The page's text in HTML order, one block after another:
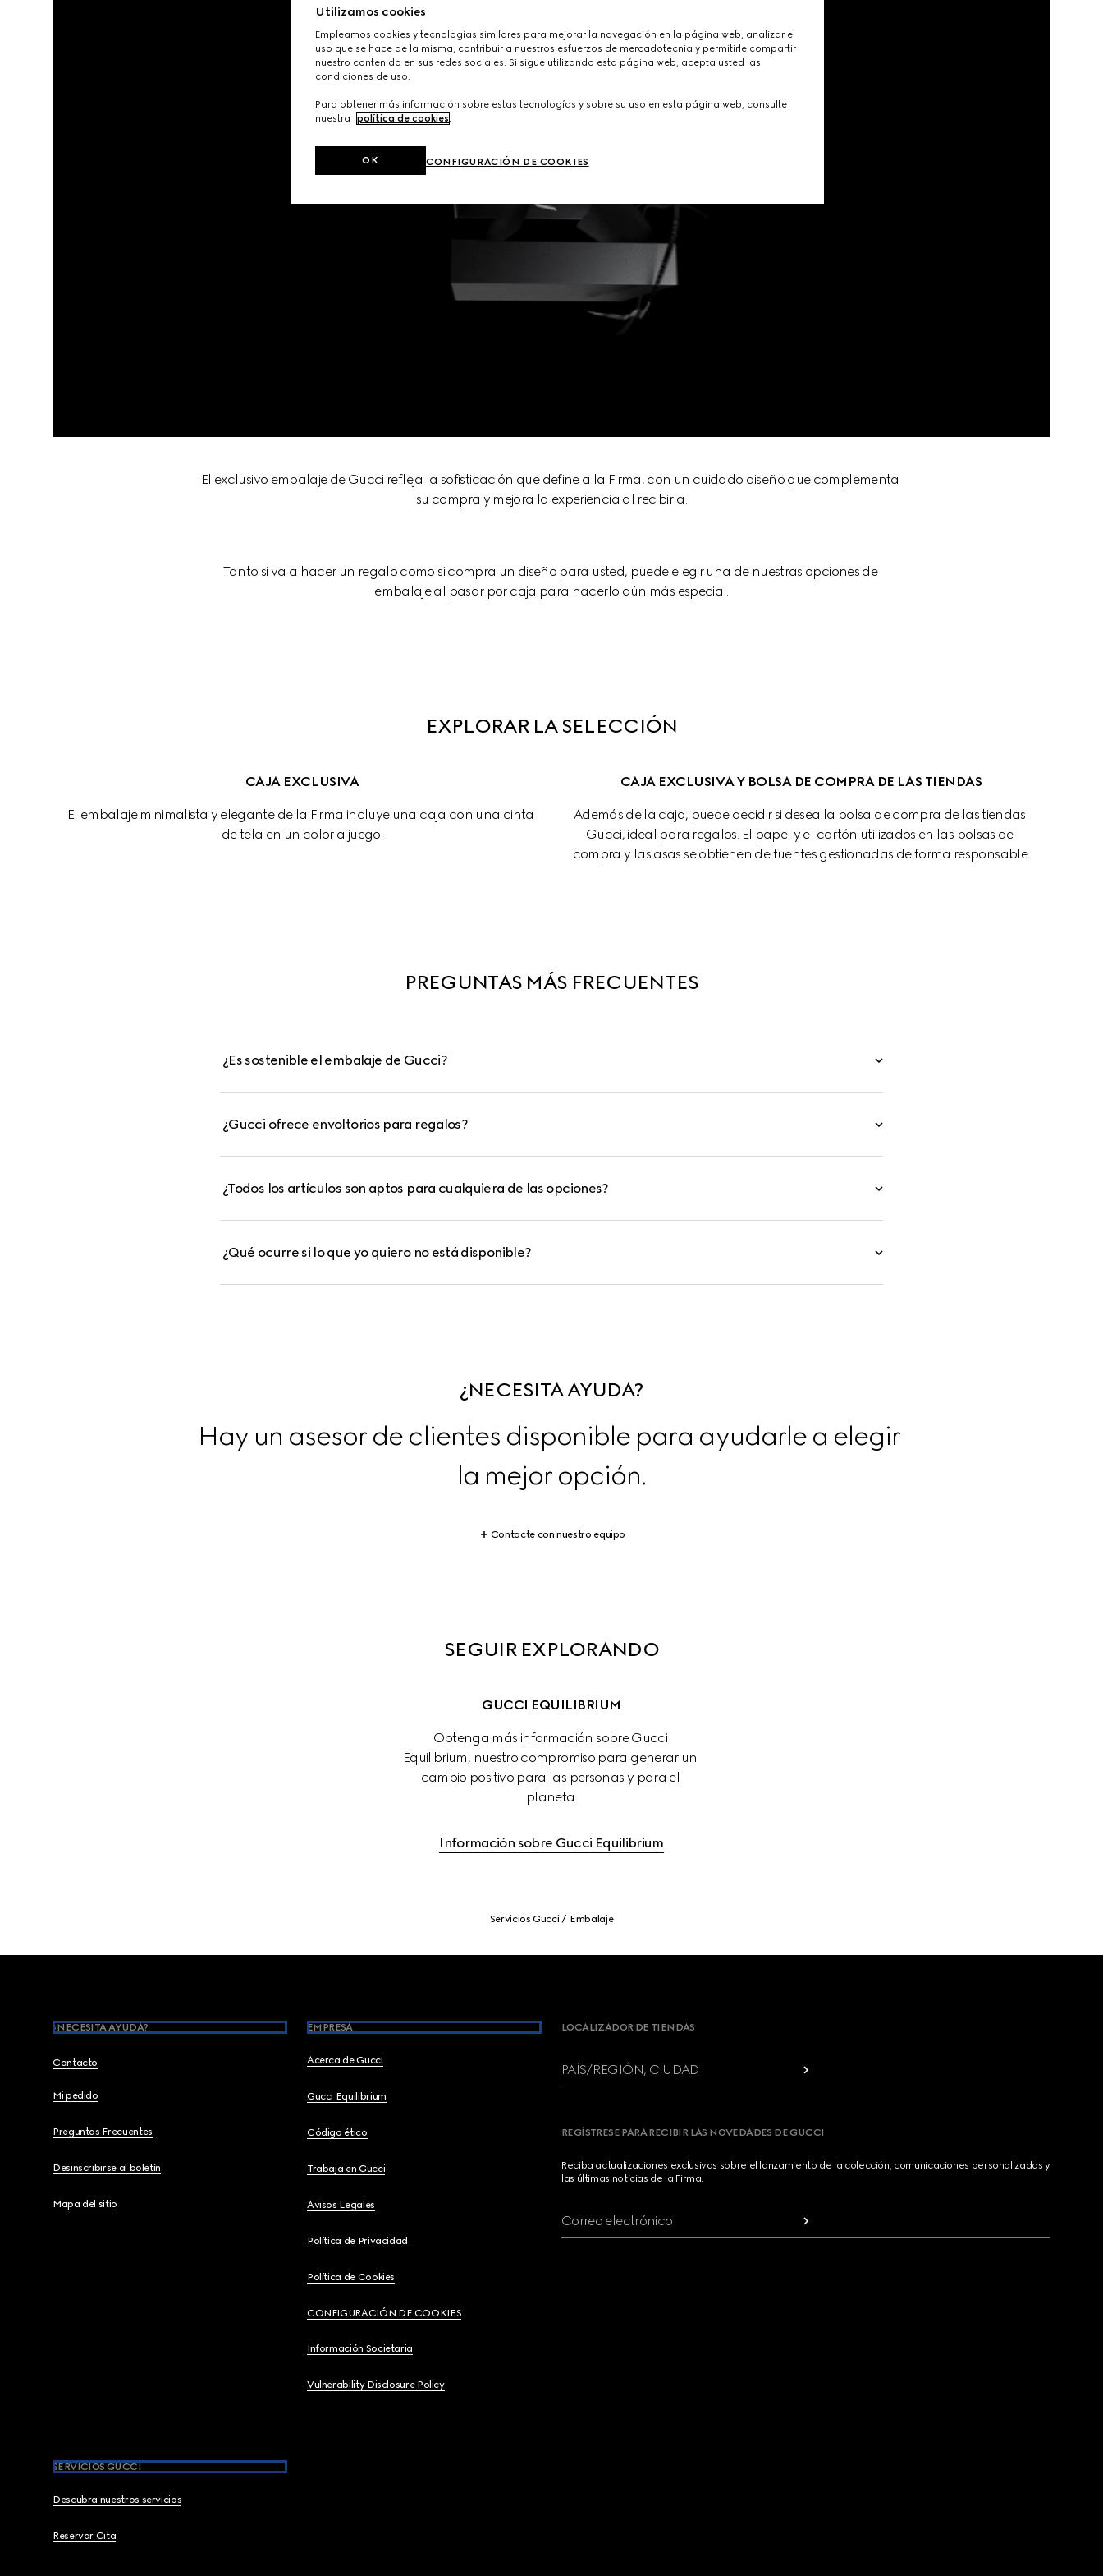
El exclusivo embalaje de Gucci refleja la sofisticación que define a la Firma, con un cuidado diseño que complementa
su compra y mejora la experiencia al recibirla.
Tanto si va a hacer un regalo como si compra un diseño para usted, puede elegir una de nuestras opciones de
embalaje al pasar por caja para hacerlo aún más especial.
EXPLORAR LA SELECCIÓN
CAJA EXCLUSIVA
El embalaje minimalista y elegante de la Firma incluye una caja con una cinta
de tela en un color a juego.
CAJA EXCLUSIVA Y BOLSA DE COMPRA DE LAS TIENDAS
Además de la caja, puede decidir si desea la bolsa de compra de las tiendas
Gucci, ideal para regalos. El papel y el cartón utilizados en las bolsas de
compra y las asas se obtienen de fuentes gestionadas de forma responsable.
PREGUNTAS MÁS FRECUENTES
¿Es sostenible el embalaje de Gucci?
¿Gucci ofrece envoltorios para regalos?
¿Todos los artículos son aptos para cualquiera de las opciones?
¿Qué ocurre si lo que yo quiero no está disponible?
¿NECESITA AYUDA?
Hay un asesor de clientes disponible para ayudarle a elegir
la mejor opción.
Contacte con nuestro equipo
SEGUIR EXPLORANDO
GUCCI EQUILIBRIUM
Obtenga más información sobre Gucci
Equilibrium, nuestro compromiso para generar un
cambio positivo para las personas y para el
planeta.
Información sobre Gucci Equilibrium
Servicios Gucci Embalaje
¿NECESITA AYUDA?
Contacto
Mi pedido
Preguntas Frecuentes
Desinscribirse al boletín
Mapa del sitio
EMPRESA
Acerca de Gucci
Gucci Equilibrium
Código ético
Trabaja en Gucci
Avisos Legales
Política de Privacidad
Política de Cookies
CONFIGURACIÓN DE COOKIES
Información Societaria
Vulnerability Disclosure Policy
SERVICIOS GUCCI
Descubra nuestros servicios
Reservar Cita
LOCALIZADOR DE TIENDAS
PAÍS/REGIÓN, CIUDAD
REGÍSTRESE PARA RECIBIR LAS NOVEDADES DE GUCCI
Reciba actualizaciones exclusivas sobre el lanzamiento de la colección, comunicaciones personalizadas y
las últimas noticias de la Firma.
Correo electrónico
Utilizamos cookies
Empleamos cookies y tecnologías similares para mejorar la navegación en la página web, analizar el
uso que se hace de la misma, contribuir a nuestros esfuerzos de mercadotecnia y permitirle compartir
nuestro contenido en sus redes sociales. Si sigue utilizando esta página web, acepta usted las
condiciones de uso.
Para obtener más información sobre estas tecnologías y sobre su uso en esta página web, consulte
nuestra
política de cookies.
CONFIGURACIÓN DE COOKIES
OK